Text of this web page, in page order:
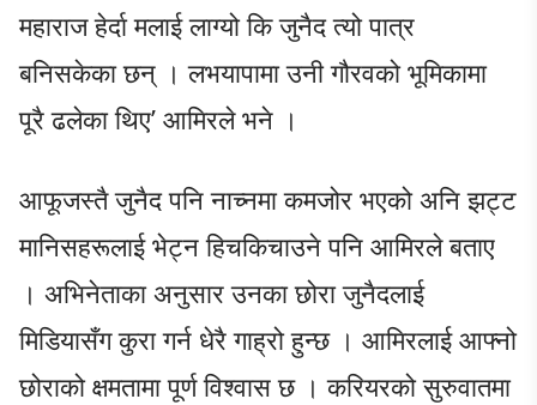
महाराज हेर्दा मलाई लाग्यो कि जुनैद त्यो पात्र
बनिसकेका छन् । लभयापामा उनी गौरवको भूमिकामा
पूरै ढलेका थिए’ आमिरले भने ।
आफूजस्तै जुनैद पनि नाच्नमा कमजोर भएको अनि झट्ट
मानिसहरूलाई भेट्न हिचकिचाउने पनि आमिरले बताए
। अभिनेताका अनुसार उनका छोरा जुनैदलाई
मिडियासँग कुरा गर्न धेरै गाह्रो हुन्छ । आमिरलाई आफ्नो
छोराको क्षमतामा पूर्ण विश्वास छ । करियरको सुरुवातमा